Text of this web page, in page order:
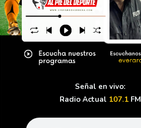
Señal en vivo:
Radio Actual 107.1FM